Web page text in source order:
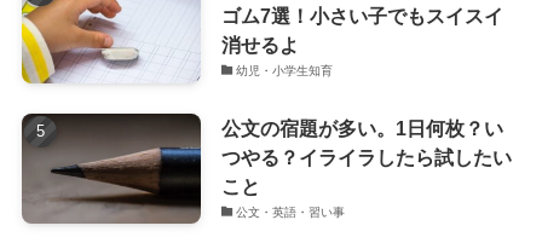
ゴム7選！小さい子でもスイスイ
消せるよ
幼児・小学生知育
公文の宿題が多い。1日何枚？い
つやる？イライラしたら試したい
こと
公文・英語・習い事